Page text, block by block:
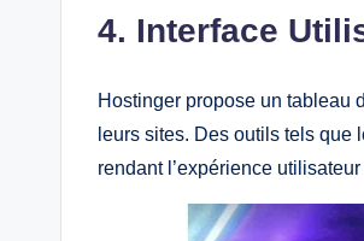
4. Interface
Hostinger propose un tableau
leurs sites. Des outils tels que
rendant l’expérience